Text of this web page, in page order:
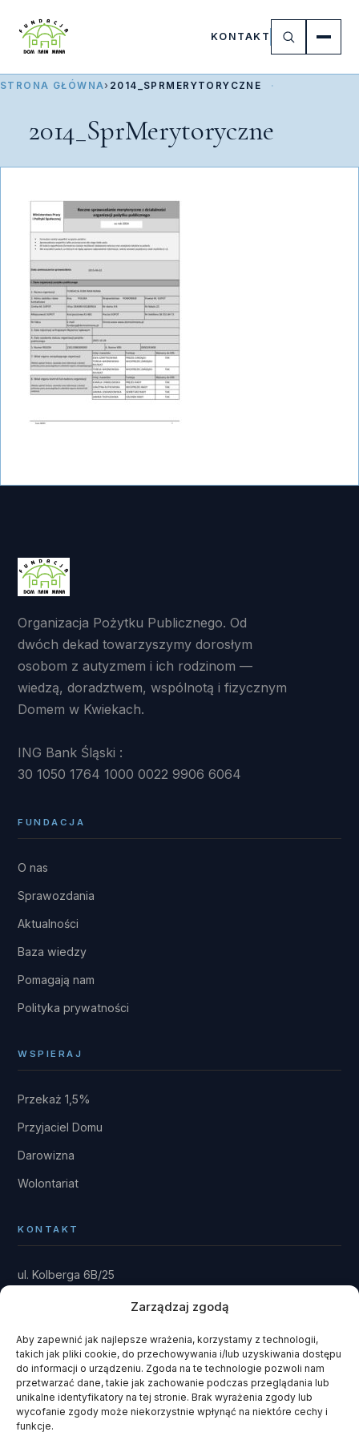
Zarządzaj zgodą
Aby zapewnić jak najlepsze wrażenia, korzystamy z technologii,
takich jak pliki cookie, do przechowywania i/lub uzyskiwania dostępu
do informacji o urządzeniu. Zgoda na te technologie pozwoli nam
przetwarzać dane, takie jak zachowanie podczas przeglądania lub
unikalne identyfikatory na tej stronie. Brak wyrażenia zgody lub
wycofanie zgody może niekorzystnie wpłynąć na niektóre cechy i
funkcje.
KONTAKT
STRONA GŁÓWNA› 2014_SPRMERYTORYCZNE
2014_SprMerytoryczne
Organizacja Pożytku Publicznego. Od
dwóch dekad towarzyszymy dorosłym
osobom z autyzmem i ich rodzinom —
wiedzą, doradztwem, wspólnotą i fizycznym
Domem w Kwiekach.
ING Bank Śląski :
30 1050 1764 1000 0022 9906 6064
FUNDACJA
O nas
Sprawozdania
Aktualności
Baza wiedzy
Pomagają nam
Polityka prywatności
WSPIERAJ
Przekaż 1,5%
Przyjaciel Domu
Darowizna
Wolontariat
KONTAKT
ul. Kolberga 6B/25
Rytel 89-642
gmina Czersk · powiat chojnicki
fundacja@domrainmana.pl
+48 606 585 941
+48 660 908 051